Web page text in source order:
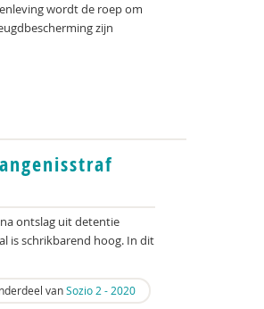
wordt de roep om
zijn
ontslag uit detentie
is schrikbarend hoog. In dit
vanSozio 2 - 2020